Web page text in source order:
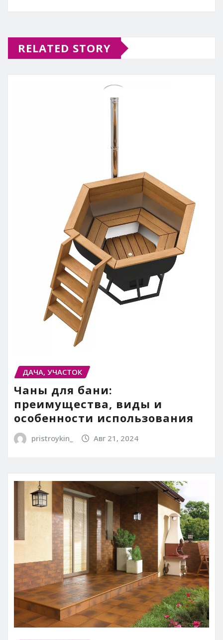
RELATED STORY
ДАЧА, УЧАСТОК
Чаны для бани:
преимущества, виды и
особенности использования
pristroykin_ Авг 21, 2024